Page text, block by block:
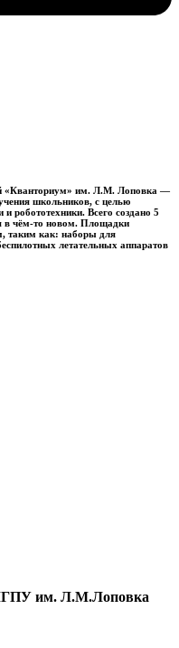
«Кванториум» им. Л.М. Лоповка —
школьников, с целью
робототехники. Всего создано 5
в чём-то новом. Площадки
таким как: наборы для
летательных аппаратов
им. Л.М.Лоповка